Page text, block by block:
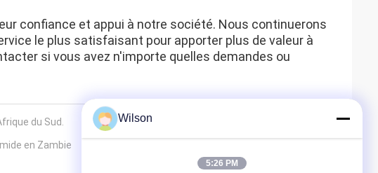
confiance et appui à notre société. Nous continuerons
le plus satisfaisant pour apporter plus de valeur à
si vous avez n'importe quelles demandes ou
du Sud.
en Zambie
Wilson
5:26 PM